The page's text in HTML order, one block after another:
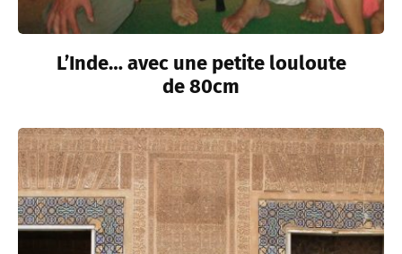
L’Inde… avec une petite louloute
de 80cm